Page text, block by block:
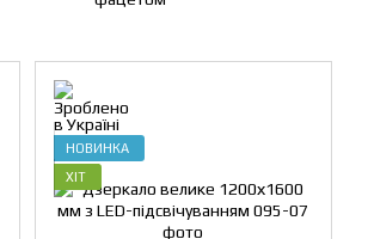
НОВИНКА
ХІТ